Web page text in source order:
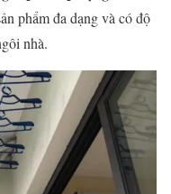
phẩm đa dạng và có độ
nhà.